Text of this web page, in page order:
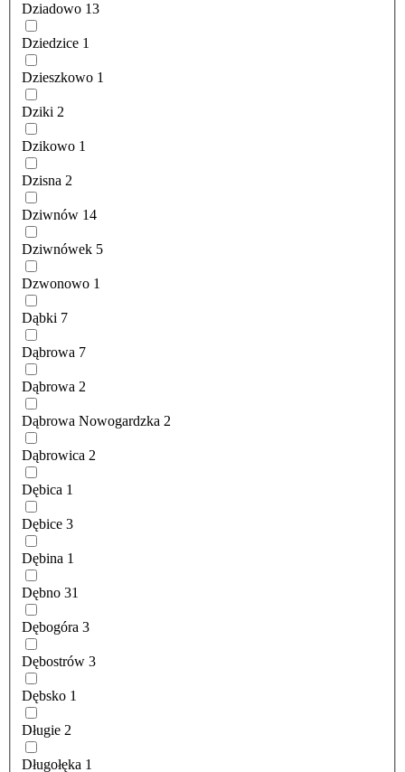
Dziadowo 13
Dziedzice 1
Dzieszkowo 1
Dziki 2
Dzikowo 1
Dzisna 2
Dziwnów 14
Dziwnówek 5
Dzwonowo 1
Dąbki 7
Dąbrowa 7
Dąbrowa 2
Dąbrowa Nowogardzka 2
Dąbrowica 2
Dębica 1
Dębice 3
Dębina 1
Dębno 31
Dębogóra 3
Dębostrów 3
Dębsko 1
Długie 2
Długołęka 1